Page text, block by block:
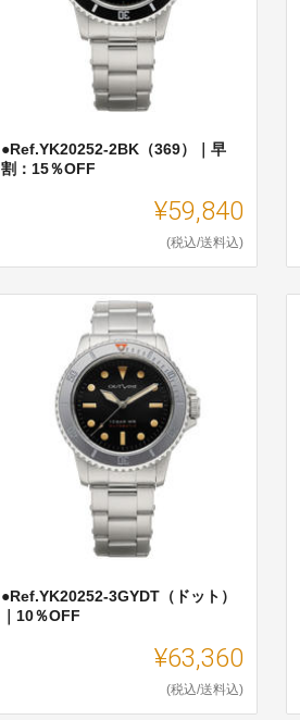
●Ref.YK20252-2BK（369）｜早
割：15％OFF
¥59,840
(税込/送料込)
●Ref.YK20252-3GYDT（ドット）
｜10％OFF
¥63,360
(税込/送料込)